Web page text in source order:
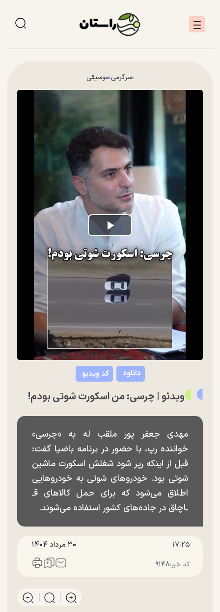
سرگرمیموسیقی
Play
Video
کد ویدیو دانلود
ویدئو | چرسی: من اسکورت شوتی بودم!
مهدی جعفر پور ملقب له به «چرسی»
خواننده رپ، با حضور در برنامه باضیا گفت:
قبل از اینکه رپر شود شغلش اسکورت ماشین
شوتی بود. خودروهای شوتی به خودروهایی
اطلاق می‌شود که برای حمل کالاهای قـ
ـاچاق در جاده‌های کشور استفاده می‌شوند.
۱۷:۲۵ ۳۰ مرداد ۱۴۰۴
کد خبر:۹۱۴۸